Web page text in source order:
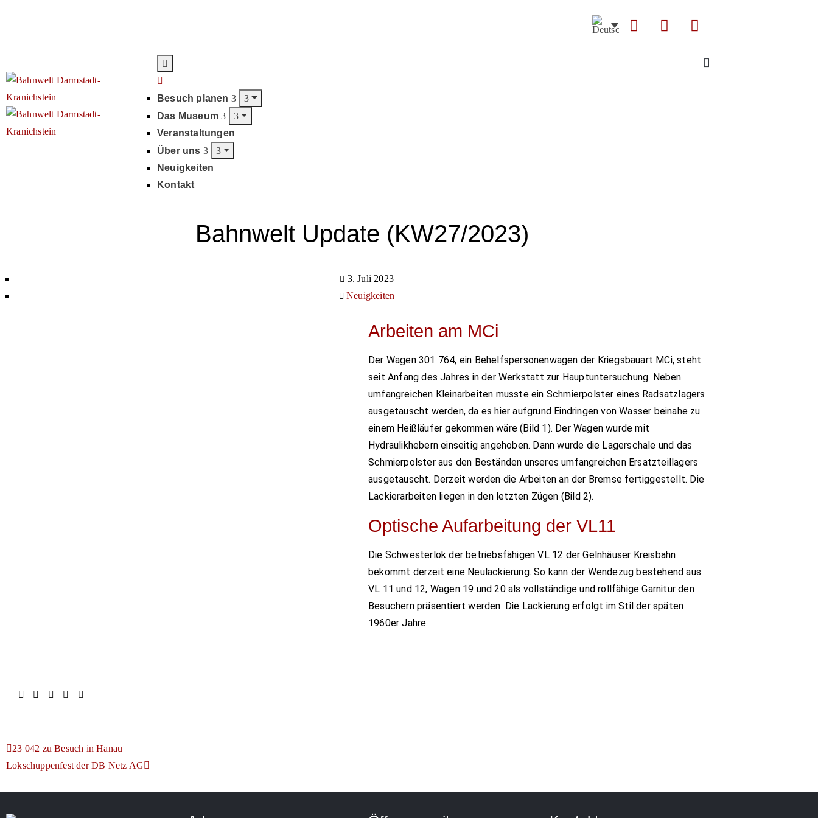
Besuch planen
Das Museum
Veranstaltungen
Über uns
Neuigkeiten
Kontakt
Bahnwelt Update (KW27/2023)
3. Juli 2023
Neuigkeiten
Arbeiten am MCi
Der Wagen 301 764, ein Behelfspersonenwagen der Kriegsbauart MCi, steht
seit Anfang des Jahres in der Werkstatt zur Hauptuntersuchung. Neben
umfangreichen Kleinarbeiten musste ein Schmierpolster eines Radsatzlagers
ausgetauscht werden, da es hier aufgrund Eindringen von Wasser beinahe zu
einem Heißläufer gekommen wäre (Bild 1). Der Wagen wurde mit
Hydraulikhebern einseitig angehoben. Dann wurde die Lagerschale und das
Schmierpolster aus den Beständen unseres umfangreichen Ersatzteillagers
ausgetauscht. Derzeit werden die Arbeiten an der Bremse fertiggestellt. Die
Lackierarbeiten liegen in den letzten Zügen (Bild 2).
Optische Aufarbeitung der VL11
Die Schwesterlok der betriebsfähigen VL 12 der Gelnhäuser Kreisbahn
bekommt derzeit eine Neulackierung. So kann der Wendezug bestehend aus
VL 11 und 12, Wagen 19 und 20 als vollständige und rollfähige Garnitur den
Besuchern präsentiert werden. Die Lackierung erfolgt im Stil der späten
1960er Jahre.
23 042 zu Besuch in Hanau
Lokschuppenfest der DB Netz AG